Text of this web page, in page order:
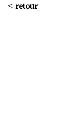
< retour